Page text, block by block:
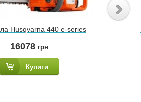
Husqvarna 440 e-series
16078 грн
Купити